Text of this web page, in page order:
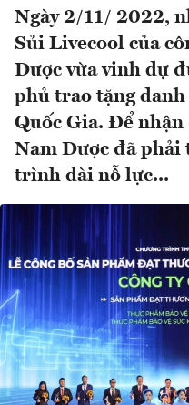
Ngày 2/11/ 2022,
Sủi Livecool của
Dược vừa vinh dự
phủ trao tặng
Quốc Gia. Để nhận
Nam Dược đã
trình dài nỗ lực...